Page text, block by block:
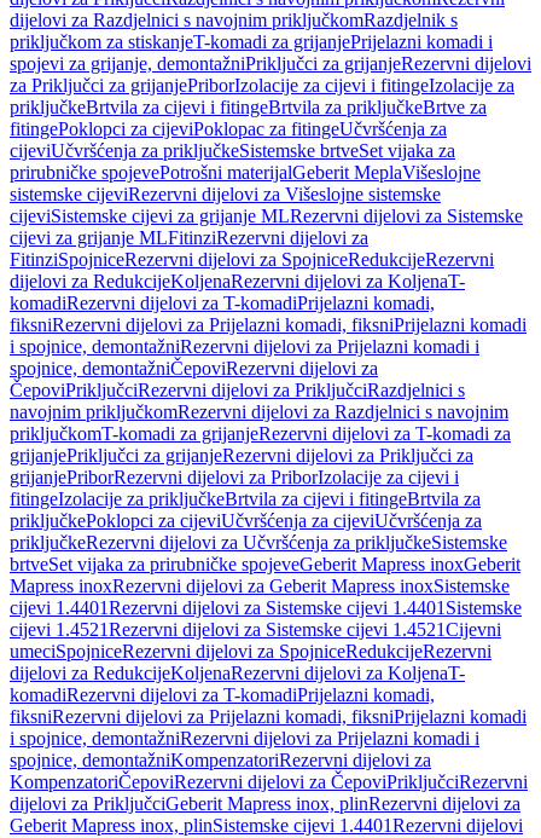
dijelovi za Razdjelnici s navojnim priključkomRazdjelnik s
priključkom za stiskanjeT-komadi za grijanjePrijelazni komadi i
spojevi za grijanje, demontažniPriključci za grijanjeRezervni dijelovi
za Priključci za grijanjePriborIzolacije za cijevi i fitingeIzolacije za
priključkeBrtvila za cijevi i fitingeBrtvila za priključkeBrtve za
fitingePoklopci za cijeviPoklopac za fitingeUčvršćenja za
cijeviUčvršćenja za priključkeSistemske brtveSet vijaka za
prirubničke spojevePotrošni materijalGeberit MeplaVišeslojne
sistemske cijeviRezervni dijelovi za Višeslojne sistemske
cijeviSistemske cijevi za grijanje MLRezervni dijelovi za Sistemske
cijevi za grijanje MLFitinziRezervni dijelovi za
FitinziSpojniceRezervni dijelovi za SpojniceRedukcijeRezervni
dijelovi za RedukcijeKoljenaRezervni dijelovi za KoljenaT-
komadiRezervni dijelovi za T-komadiPrijelazni komadi,
fiksniRezervni dijelovi za Prijelazni komadi, fiksniPrijelazni komadi
i spojnice, demontažniRezervni dijelovi za Prijelazni komadi i
spojnice, demontažniČepoviRezervni dijelovi za
ČepoviPriključciRezervni dijelovi za PriključciRazdjelnici s
navojnim priključkomRezervni dijelovi za Razdjelnici s navojnim
priključkomT-komadi za grijanjeRezervni dijelovi za T-komadi za
grijanjePriključci za grijanjeRezervni dijelovi za Priključci za
grijanjePriborRezervni dijelovi za PriborIzolacije za cijevi i
fitingeIzolacije za priključkeBrtvila za cijevi i fitingeBrtvila za
priključkePoklopci za cijeviUčvršćenja za cijeviUčvršćenja za
priključkeRezervni dijelovi za Učvršćenja za priključkeSistemske
brtveSet vijaka za prirubničke spojeveGeberit Mapress inoxGeberit
Mapress inoxRezervni dijelovi za Geberit Mapress inoxSistemske
cijevi 1.4401Rezervni dijelovi za Sistemske cijevi 1.4401 Sistemske
cijevi 1.4521Rezervni dijelovi za Sistemske cijevi 1.4521Cijevni
umeciSpojniceRezervni dijelovi za SpojniceRedukcijeRezervni
dijelovi za RedukcijeKoljenaRezervni dijelovi za KoljenaT-
komadiRezervni dijelovi za T-komadiPrijelazni komadi,
fiksniRezervni dijelovi za Prijelazni komadi, fiksniPrijelazni komadi
i spojnice, demontažniRezervni dijelovi za Prijelazni komadi i
spojnice, demontažniKompenzatoriRezervni dijelovi za
KompenzatoriČepoviRezervni dijelovi za ČepoviPriključciRezervni
dijelovi za PriključciGeberit Mapress inox, plinRezervni dijelovi za
Geberit Mapress inox, plinSistemske cijevi 1.4401Rezervni dijelovi